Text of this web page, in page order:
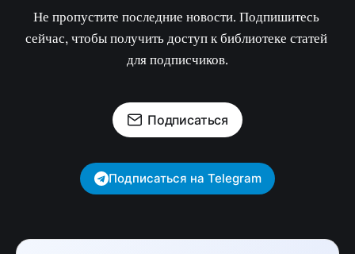
Не пропустите последние новости. Подпишитесь
сейчас, чтобы получить доступ к библиотеке статей
для подписчиков.
Подписаться
Подписаться на Telegram